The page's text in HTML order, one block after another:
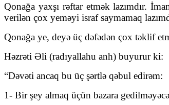
Qonağa yaxşı rəftar etmək lazımdır.
verilən çox yeməyi israf saymamaq
Qonağa ye, deyə üç dəfədən çox təklif
Həzrəti Əli (radıyallahu anh) buyurur ki:
“Dəvəti ancaq bu üç şərtlə qəbul edirəm:
1- Bir şey almaq üçün bazara